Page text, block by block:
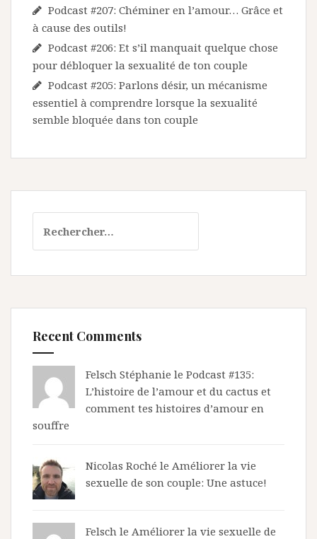
Podcast #207: Chéminer en l’amour… Grâce et
à cause des outils!
Podcast #206: Et s’il manquait quelque chose
pour débloquer la sexualité de ton couple
Podcast #205: Parlons désir, un mécanisme
essentiel à comprendre lorsque la sexualité
semble bloquée dans ton couple
Recent Comments
Felsch Stéphanie le Podcast #135:
L’histoire de l’amour et du cactus et
comment tes histoires d’amour en
souffre
Nicolas Roché le Améliorer la vie
sexuelle de son couple: Une astuce!
Felsch le Améliorer la vie sexuelle de